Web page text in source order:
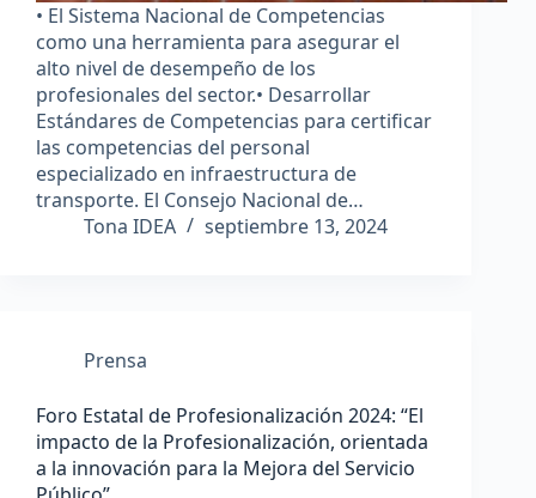
• El Sistema Nacional de Competencias
como una herramienta para asegurar el
alto nivel de desempeño de los
profesionales del sector.• Desarrollar
Estándares de Competencias para certificar
las competencias del personal
especializado en infraestructura de
transporte. El Consejo Nacional de…
Tona IDEA
septiembre 13, 2024
Prensa
Foro Estatal de Profesionalización 2024: “El
impacto de la Profesionalización, orientada
a la innovación para la Mejora del Servicio